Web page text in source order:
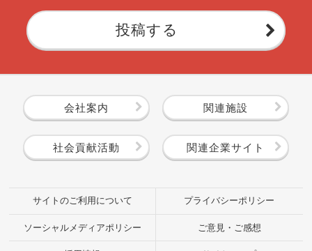
投稿する
会社案内 関連施設
社会貢献活動 関連企業サイト
サイトのご利用について プライバシーポリシー
ソーシャルメディアポリシー ご意見・ご感想